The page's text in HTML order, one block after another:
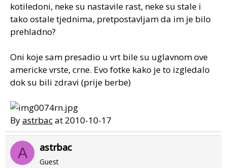
kotiledoni, neke su nastavile rast, neke su stale i
tako ostale tjednima, pretpostavljam da im je bilo
prehladno?
Oni koje sam presadio u vrt bile su uglavnom ove
americke vrste, crne. Evo fotke kako je to izgledalo
dok su bili zdravi (prije berbe)
Byastrbacat 2010-10-17
A astrbac
Guest